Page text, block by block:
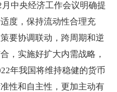
中央经济工作会议明确提
度，保持流动性合理充
要协调联动，跨周期和逆
，实施好扩大内需战略，
年我国将维持稳健的货币
性和自主性，更加主动有